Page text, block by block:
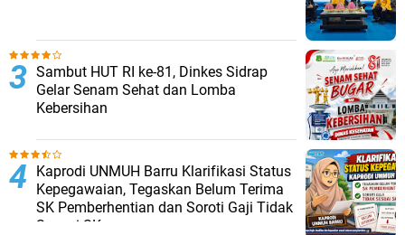
Sambut HUT RI ke-81, Dinkes Sidrap
Gelar Senam Sehat dan Lomba
Kebersihan
Kaprodi UNMUH Barru Klarifikasi Status
Kepegawaian, Tegaskan Belum Terima
SK Pemberhentian dan Soroti Gaji Tidak
Sesuai SK